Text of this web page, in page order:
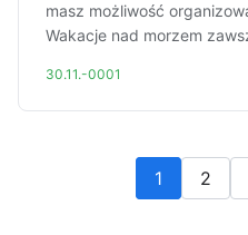
masz możliwość
Wakacje nad morzem
30.11.-0001
1 2